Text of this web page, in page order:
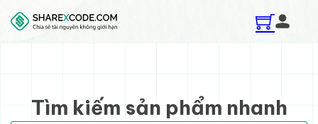
Skip to main content
Skip to footer
Tìm kiếm sản phẩm nhanh